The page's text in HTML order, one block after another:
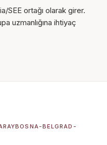
SEE ortağı olarak girer.
uzmanlığına ihtiyaç
BELGRAD-